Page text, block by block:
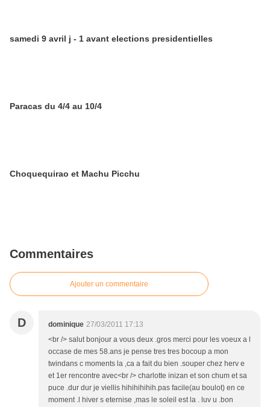
samedi 9 avril j - 1 avant elections presidentielles
Paracas du 4/4 au 10/4
Choquequirao et Machu Picchu
Commentaires
Ajouter un commentaire
D dominique 27/03/2011 17:13
<br /> salut bonjour a vous deux .gros merci pour les voeux a l
occase de mes 58.ans je pense tres tres bocoup a mon
twindans c moments la ,ca a fait du bien .souper chez herv e
et 1er rencontre avec<br /> charlotte inizan et son chum et sa
puce .dur dur je viellis hihihihihih.pas facile(au boulot) en ce
moment .l hiver s eternise ,mas le soleil est la . luv u .bon